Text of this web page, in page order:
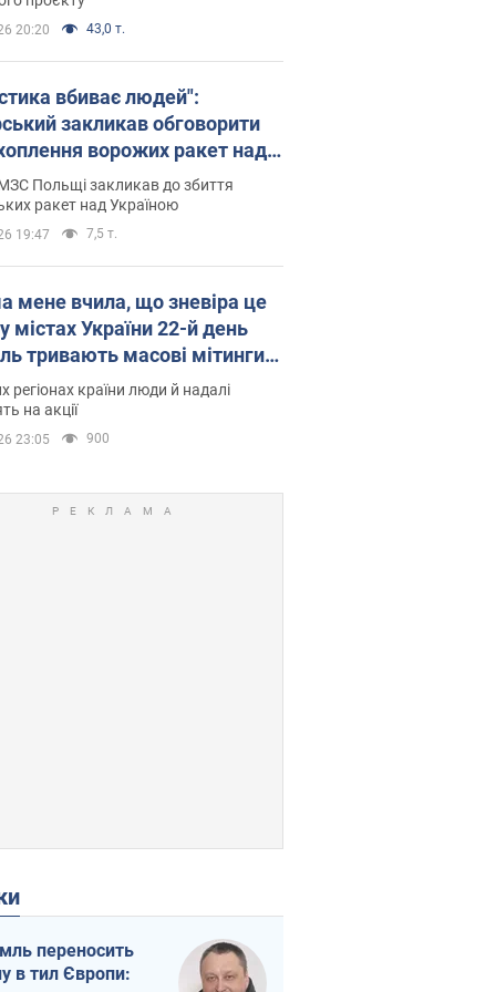
20:20 43,0 т.
вбиває людей":
закликав обговорити
ворожих ракет над
Польщі закликав до збиття
ракет над Україною
19:47 7,5 т.
мене вчила, що зневіра це
містах України 22-й день
тривають масові мітинги
Федорова. Фото і
регіонах країни люди й надалі
на акції
23:05 900
переносить
в тил Європи: